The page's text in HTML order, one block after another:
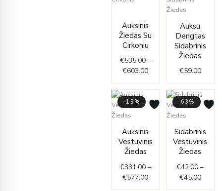
Auksinis
Žiedas Su
Cirkoniu
€535.00 –
€603.00
€535.00
through
€603.00
Auksu
Dengtas
Sidabrinis
Žiedas
€59.00
-19%
Auksinis
Vestuvinis
Žiedas
€331.00 –
€577.00
range:
€331.00
€577.00
-63%
Sidabrinis
Vestuvinis
Žiedas
€42.00 –
€45.00
range:
€42.00
€45.00